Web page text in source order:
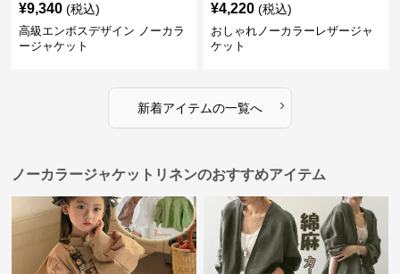
¥9,340 (税込)
高級エンボスデザイン ノーカラ
ージャケット
¥4,220 (税込)
おしゃれノーカラーレザージャ
ケット
新着アイテムの一覧へ ›
ノーカラージャケットリネンのおすすめアイテム